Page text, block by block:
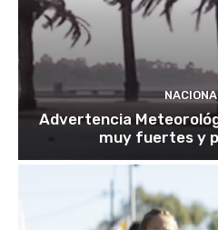
Advertencia
muy fuertes y